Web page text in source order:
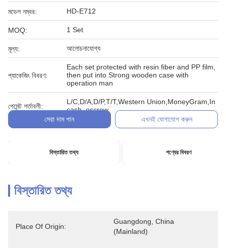
মডেল নম্বর: HD-E712
MOQ: 1 Set
মূল্য: আলোচনাযোগ্য
প্যাকেজিং বিবরণ:
Each set protected with resin fiber and PP film,
then put into Strong wooden case with
operation man
পেমেন্ট শর্তাবলী:
L/C,D/A,D/P,T/T,Western Union,MoneyGram,In
cash, escrow
সেরা দাম পান
এখনই যোগাযোগ করুন
বিস্তারিত তথ্য পণ্যের বিবরণ
বিস্তারিত তথ্য
Place Of Origin:
Guangdong, China
(Mainland)